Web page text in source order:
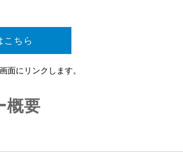
こちら
面にリンクします。
概要